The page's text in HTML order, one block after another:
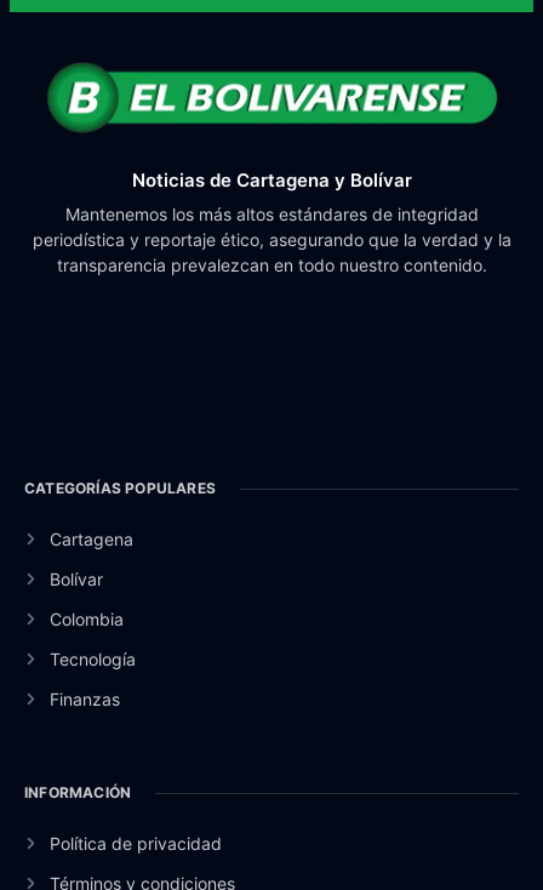
Noticias de Cartagena y Bolívar
Mantenemos los más altos estándares de integridad
periodística y reportaje ético, asegurando que la verdad y la
transparencia prevalezcan en todo nuestro contenido.
CATEGORÍAS POPULARES
Cartagena
Bolívar
Colombia
Tecnología
Finanzas
INFORMACIÓN
Política de privacidad
Términos y condiciones